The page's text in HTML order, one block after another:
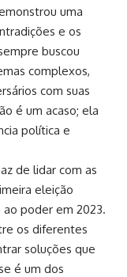
uma
e os
buscou
complexos,
com suas
é um acaso; ela
política e
de lidar com as
eleição
poder em 2023.
os diferentes
soluções que
é um dos